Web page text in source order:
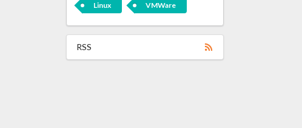
Linux VMWare
RSS